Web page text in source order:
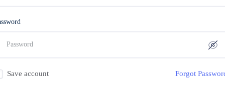
Save account Forgot